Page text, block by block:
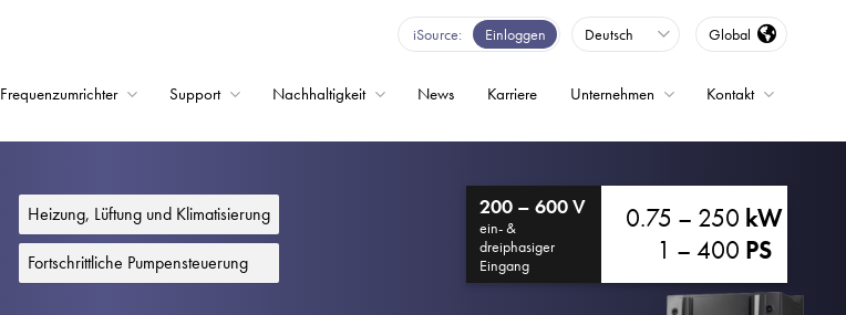
iSource Einloggen Deutsch Global
Frequenzumrichter Support Nachhaltigkeit News Karriere Unternehmen Kontakt
Heizung, Lüftung und Klimatisierung
Fortschrittliche Pumpensteuerung
200 – 600 V
ein- &
dreiphasiger
Eingang
0.75 – 250 kW
1 – 400 PS
Frequenzumrichter
Support
Nachhaltigkeit